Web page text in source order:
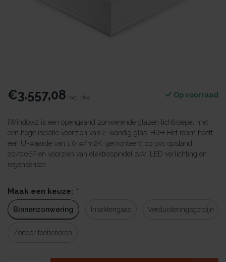
€3.557,08 Incl. btw Op voorraad
iWindow2 is een opengaand zonwerende glazen lichtkoepel met
een hoge isolatie voorzien van 2-wandig glas. HR++ Het raam heeft
een U-waarde van 1.0 w/m2K. gemonteerd op pvc opstand
20/00EP en voorzien van elektrospindel 24V, LED verlichting en
regensensor.
Maak een keuze: *
Binnenzonwering Insektengaas Verduisteringsgordijn
Zonder toebehoren